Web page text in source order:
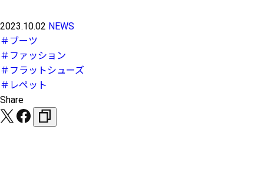
2023.10.02 NEWS
＃ブーツ
＃ファッション
＃フラットシューズ
＃レペット
Share